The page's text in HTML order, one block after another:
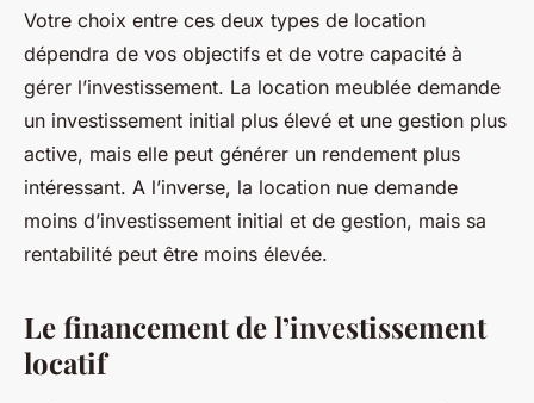
Votre choix entre ces deux types de location
dépendra de vos objectifs et de votre capacité à
gérer l’investissement. La location meublée demande
un investissement initial plus élevé et une gestion plus
active, mais elle peut générer un rendement plus
intéressant. A l’inverse, la location nue demande
moins d’investissement initial et de gestion, mais sa
rentabilité peut être moins élevée.
Le financement de l’investissement
locatif